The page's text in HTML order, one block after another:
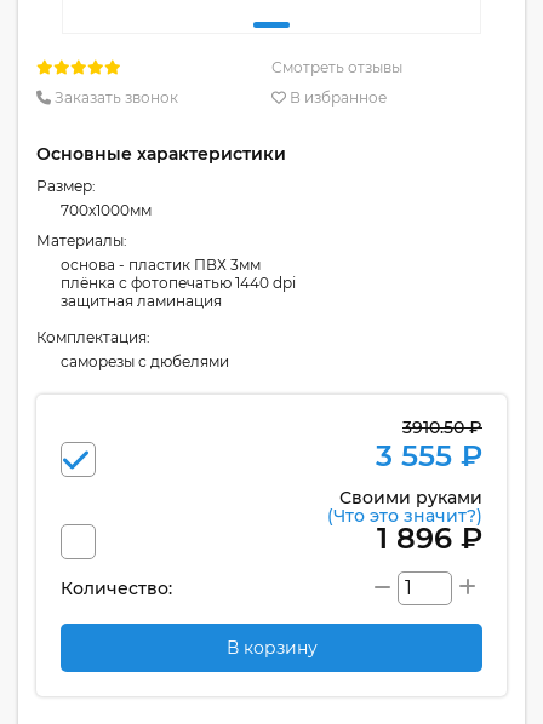
Смотреть отзывы
Заказать звонок
В избранное
Основные характеристики
Размер:
700x1000мм
Материалы:
основа - пластик ПВХ 3мм
плёнка с фотопечатью 1440 dpi
защитная ламинация
Комплектация:
cаморезы с дюбелями
3910.50 ₽
3 555 ₽
Своими руками
(Что это значит?)
1 896 ₽
Количество:
В корзину